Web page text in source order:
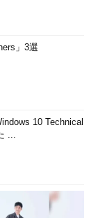
」3選
10 Technical
...